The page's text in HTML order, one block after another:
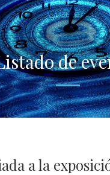
de
a la